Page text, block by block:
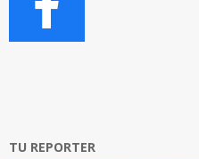
TU REPORTER